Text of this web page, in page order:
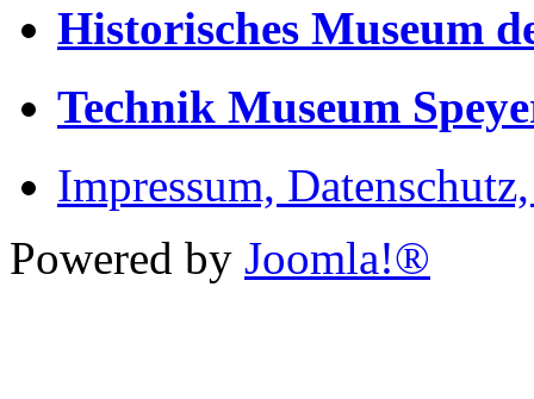
Historisches Museum
Technik Museum
Impressum,
Powered by Joomla!®